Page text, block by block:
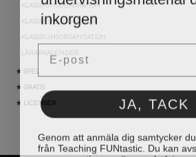
KLASSRUMSDEKORATION
KLASSRUMSLEDARSKAP
KLASSRUMSORGANISATION
LÄRARKALENDER
★ SPEL
★ GRATIS
★ LICENSER
inkorgen
Email
JA, TACK
från Teaching FUNtastic. Du kan
prenumerationen när som helst.